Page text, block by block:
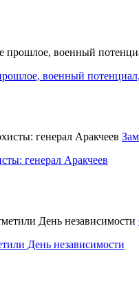
военный
генерал Аракчеев
День независимости